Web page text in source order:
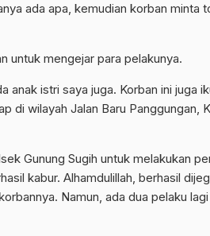
ada apa, kemudian korban minta
untuk mengejar para pelakunya.
anak istri saya juga. Korban ini juga
di wilayah Jalan Baru Panggungan,
Gunung Sugih untuk melakukan
kabur. Alhamdulillah, berhasil
Namun, ada dua pelaku